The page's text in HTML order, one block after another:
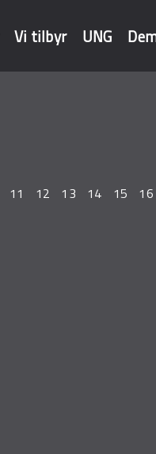
Vi tilbyr UNG
11 12 13 14 15 16